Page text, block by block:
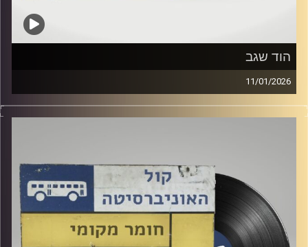
הוד שגב
11/01/2026
הילה אסובסקי מארחת כאן באולפן את הוד שגב !